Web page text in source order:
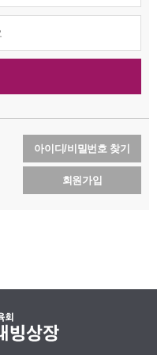
아이디/비밀번호 찾기
회원가입